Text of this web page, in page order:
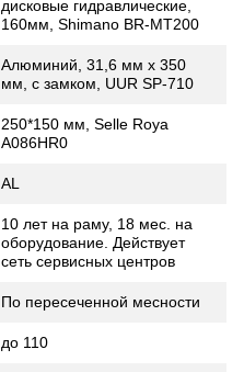
дисковые гидравлические,
160мм, Shimano BR-MT200
Алюминий, 31,6 мм х 350
мм, с замком, UUR SP-710
250*150 мм, Selle Roya
A086HR0
AL
10 лет на раму, 18 мес. на
оборудование. Действует
сеть сервисных центров
По пересеченной месности
до 110